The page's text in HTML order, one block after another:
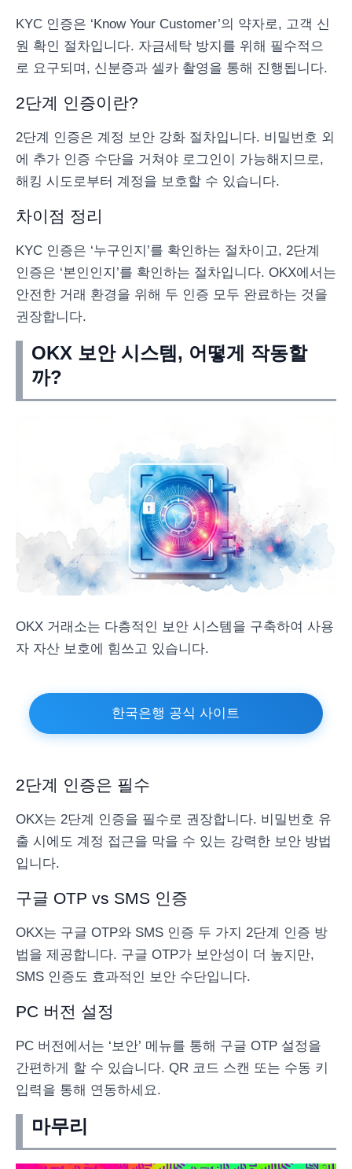
KYC 인증은 ‘Know Your Customer’의 약자로, 고객 신
원 확인 절차입니다. 자금세탁 방지를 위해 필수적으
로 요구되며, 신분증과 셀카 촬영을 통해 진행됩니다.
2단계 인증이란?
2단계 인증은 계정 보안 강화 절차입니다. 비밀번호 외
에 추가 인증 수단을 거쳐야 로그인이 가능해지므로,
해킹 시도로부터 계정을 보호할 수 있습니다.
차이점 정리
KYC 인증은 ‘누구인지’를 확인하는 절차이고, 2단계
인증은 ‘본인인지’를 확인하는 절차입니다. OKX에서는
안전한 거래 환경을 위해 두 인증 모두 완료하는 것을
권장합니다.
OKX 보안 시스템, 어떻게 작동할
까?
OKX 거래소는 다층적인 보안 시스템을 구축하여 사용
자 자산 보호에 힘쓰고 있습니다.
한국은행 공식 사이트
2단계 인증은 필수
OKX는 2단계 인증을 필수로 권장합니다. 비밀번호 유
출 시에도 계정 접근을 막을 수 있는 강력한 보안 방법
입니다.
구글 OTP vs SMS 인증
OKX는 구글 OTP와 SMS 인증 두 가지 2단계 인증 방
법을 제공합니다. 구글 OTP가 보안성이 더 높지만,
SMS 인증도 효과적인 보안 수단입니다.
PC 버전 설정
PC 버전에서는 ‘보안’ 메뉴를 통해 구글 OTP 설정을
간편하게 할 수 있습니다. QR 코드 스캔 또는 수동 키
입력을 통해 연동하세요.
마무리